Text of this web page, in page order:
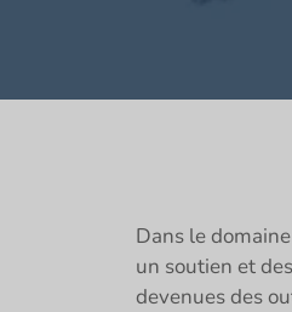
Dans le
un soutien et
devenues des